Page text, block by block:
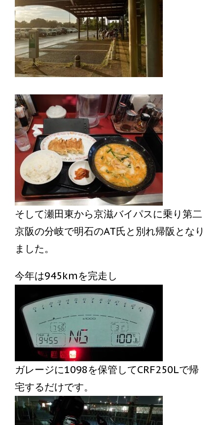
そして瀬田東から京滋バイパスに乗り第二
京阪の分岐で明石のAT氏と別れ帰阪となり
ました。
今年は945kmを完走し
ガレージに1098を保管してCRF250Lで帰
宅するだけです。